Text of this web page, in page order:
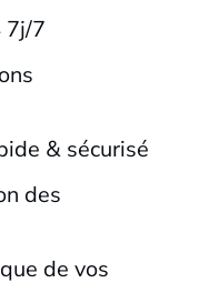
7j/7
& sécurisé
des
de vos